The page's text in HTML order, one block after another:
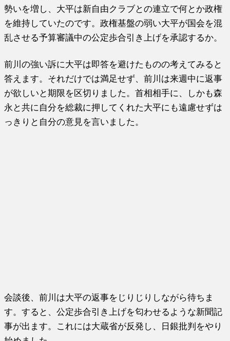
勢いを増し、大平は新自由クラブとの連立で何とか政権
を維持していたのです。政権基盤の弱い大平が国会を混
乱させる予算審議中の公定歩合引き上げを承認するか。
前川の強い訴に大平は即答を避けたものの考えてみると
答えます。それだけでは満足せず、前川は来週中に返事
が欲しいと期限を区切りました。首相相手に、しかも森
永と共に自分を総裁に押してくれた大平にも遠慮せずは
っきりと自分の意見を言いました。
会談後、前川は大平の返事をじりじりしながら待ちま
す。すると、公定歩合引き上げを匂わせるような新聞記
事が出ます。これには大蔵省が反発し、日銀批判をやり